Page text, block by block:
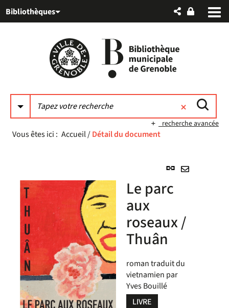
au
auBibliothèques
recherche avancée
Vous êtes ici : Accueil/Détail du document
Lien
Le parc
aux
roseaux /
Thuân
roman traduit du
vietnamien par
Yves Bouillé
LIVRE